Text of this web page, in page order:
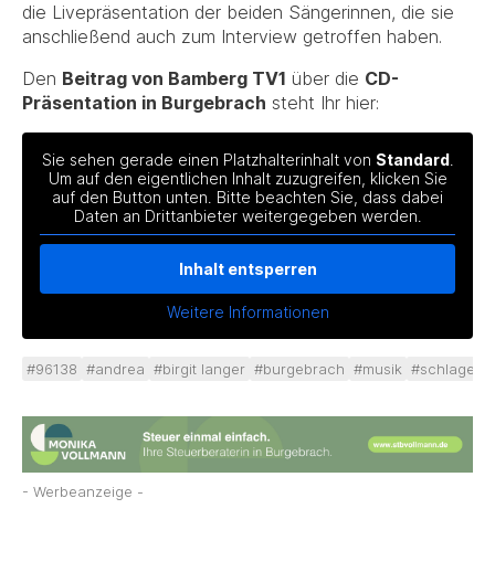
die Livepräsentation der beiden Sängerinnen, die sie
anschließend auch zum Interview getroffen haben.
Den Beitrag von Bamberg TV1 über die CD-
Präsentation in Burgebrach steht Ihr hier:
Sie sehen gerade einen Platzhalterinhalt von Standard.
Um auf den eigentlichen Inhalt zuzugreifen, klicken Sie
auf den Button unten. Bitte beachten Sie, dass dabei
Daten an Drittanbieter weitergegeben werden.
Inhalt entsperren
Weitere Informationen
#96138 #andrea #birgit langer #burgebrach #musik #schlager
- Werbeanzeige -